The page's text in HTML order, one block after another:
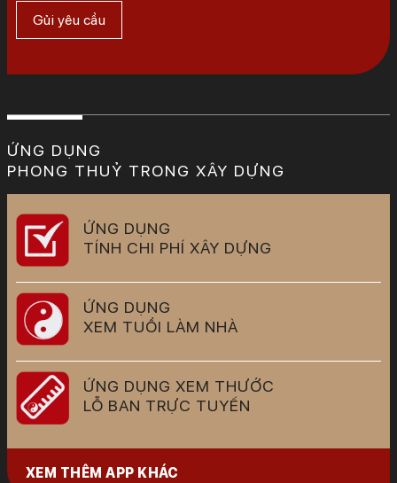
ỨNG DỤNG
PHONG THUỶ TRONG XÂY DỰNG
ỨNG DỤNG
TÍNH CHI PHÍ XÂY DỰNG
ỨNG DỤNG
XEM TUỔI LÀM NHÀ
ỨNG DỤNG XEM THƯỚC
LỖ BAN TRỰC TUYẾN
XEM THÊM APP KHÁC